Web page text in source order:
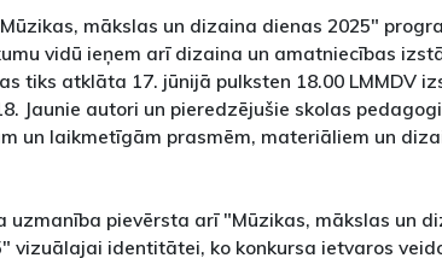
mākslas un dizaina dienas 2025"
vidū ieņem arī dizaina un amatniecības
tiks atklāta 17. jūnijā pulksten 18.00 LMMDV
Jaunie autori un pieredzējušie skolas
un laikmetīgām prasmēm, materiāliem un
uzmanība pievērsta arī "Mūzikas, mākslas un
vizuālajai identitātei, ko konkursa ietvaros